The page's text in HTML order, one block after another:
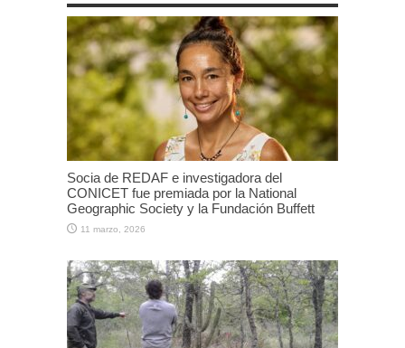
Socia de REDAF e investigadora del
CONICET fue premiada por la National
Geographic Society y la Fundación Buffett
11 marzo, 2026